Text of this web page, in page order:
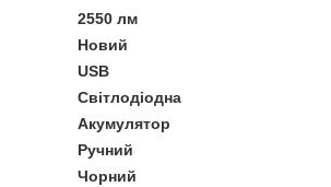
2550 лм
Новий
USB
Світлодіодна
Акумулятор
Ручний
Чорний